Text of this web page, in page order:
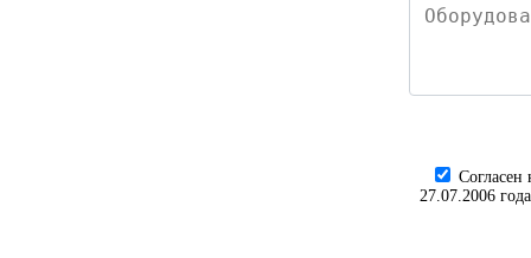
27.07.2006